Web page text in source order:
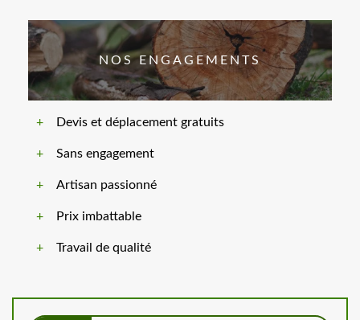
NOS ENGAGEMENTS
Devis et déplacement gratuits
Sans engagement
Artisan passionné
Prix imbattable
Travail de qualité